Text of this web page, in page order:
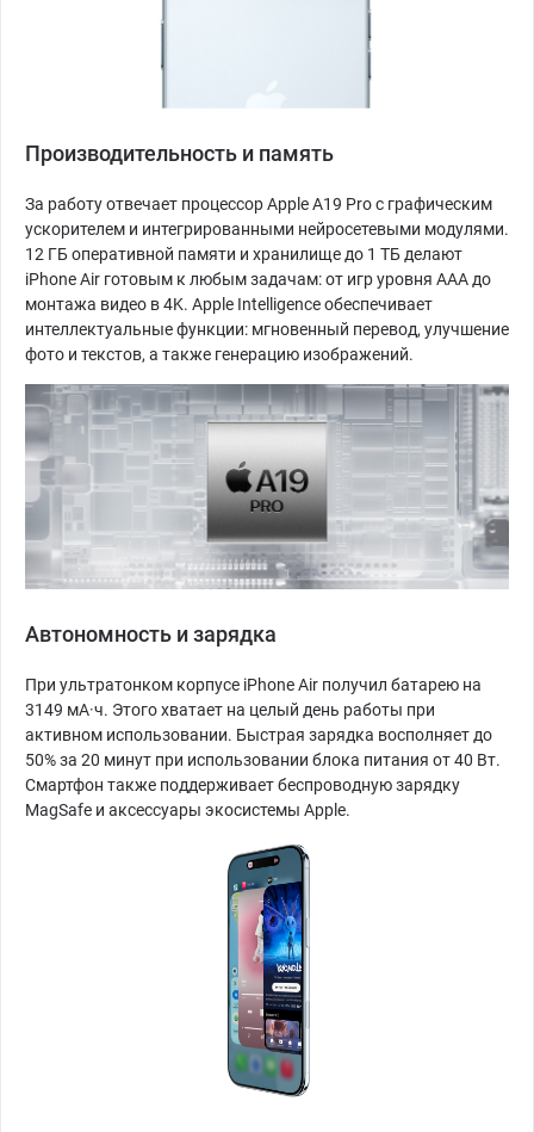
Производительность и память
За работу отвечает процессор Apple A19 Pro с графическим
ускорителем и интегрированными нейросетевыми модулями.
12 ГБ оперативной памяти и хранилище до 1 ТБ делают
iPhone Air готовым к любым задачам: от игр уровня AAA до
монтажа видео в 4K. Apple Intelligence обеспечивает
интеллектуальные функции: мгновенный перевод, улучшение
фото и текстов, а также генерацию изображений.
Автономность и зарядка
При ультратонком корпусе iPhone Air получил батарею на
3149 мА·ч. Этого хватает на целый день работы при
активном использовании. Быстрая зарядка восполняет до
50% за 20 минут при использовании блока питания от 40 Вт.
Смартфон также поддерживает беспроводную зарядку
MagSafe и аксессуары экосистемы Apple.